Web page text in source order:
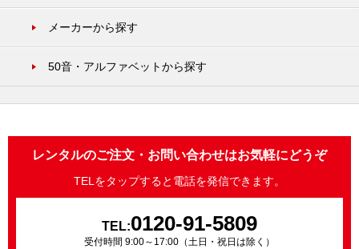
メーカーから探す
50音・アルファベットから探す
レンタルのご注文・お問い合わせはお気軽にどうぞ
TELをタップすると電話を発信できます。
TEL:0120-91-5809
受付時間 9:00～17:00（土日・祝日は除く）